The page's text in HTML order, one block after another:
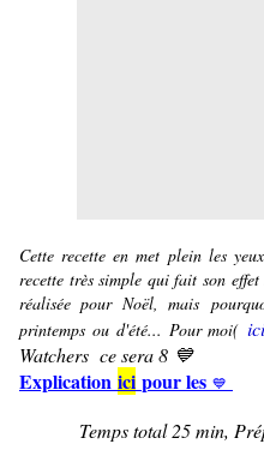
Cette recette en met plein les
recette très simple qui fait son
réalisée pour Noël, mais
printemps ou d'été... Pour moi( ici
Watchers ce sera 8 💙
Explication ici pour les 💙
Temps total 25 min,